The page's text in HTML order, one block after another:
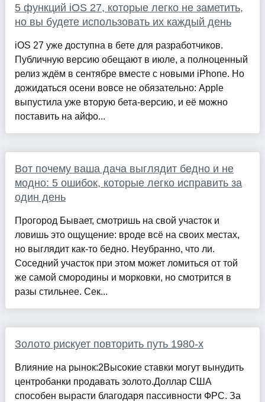
5 функций iOS 27, которые легко не заметить,
но вы будете использовать их каждый день
iOS 27 уже доступна в бете для разработчиков.
Публичную версию обещают в июле, а полноценный
релиз ждём в сентябре вместе с новыми iPhone. Но
дожидаться осени вовсе не обязательно: Apple
выпустила уже вторую бета-версию, и её можно
поставить на айфо...
Вот почему ваша дача выглядит бедно и не
модно: 5 ошибок, которые легко исправить за
один день
Прогород Бывает, смотришь на свой участок и
ловишь это ощущение: вроде всё на своих местах,
но выглядит как-то бедно. Неубранно, что ли.
Соседний участок при этом может ломиться от той
же самой смородины и морковки, но смотрится в
разы стильнее. Сек...
Золото рискует повторить путь 1980-х
Влияние на рынок:2Высокие ставки могут вынудить
центробанки продавать золото.Доллар США
способен вырасти благодаря пассивности ФРС. За